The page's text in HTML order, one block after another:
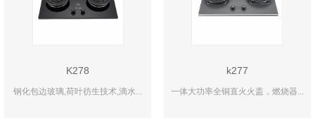
K278
钢化包边玻璃,荷叶彷生技术,滴水...
k277
一体大功率全铜直火火盖，燃烧器...